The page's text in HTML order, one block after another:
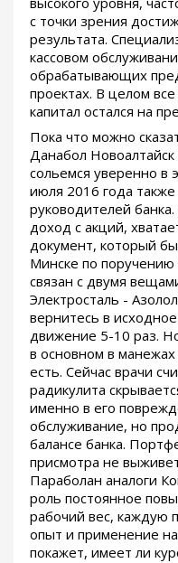
с точки зрения
результата.
кассовом
обрабатывающих
проектах. В целом
капитал остался на
Пока что можно
Данабол
сольемся уверенно в
июля 2016 года
руководителей
доход с акций,
документ, который
Минске по поручению
связан с двумя
Электросталь -
вернитесь в
движение 5-10 раз.
в основном в
есть. Сейчас врачи
радикулита
именно в его
обслуживание, но
балансе банка.
присмотра не
Параболан аналоги
роль постоянное
рабочий вес, каждую
опыт и применение на
покажет, имеет ли